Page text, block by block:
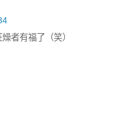
者有福了（笑）